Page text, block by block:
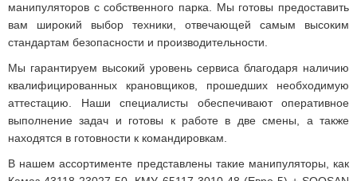
манипуляторов с собственного парка. Мы готовы предоставить
вам широкий выбор техники, отвечающей самым высоким
стандартам безопасности и производительности.
Мы гарантируем высокий уровень сервиса благодаря наличию
квалифицированных крановщиков, прошедших необходимую
аттестацию. Наши специалисты обеспечивают оперативное
выполнение задач и готовы к работе в две смены, а также
находятся в готовности к командировкам.
В нашем ассортименте представлены такие манипуляторы, как